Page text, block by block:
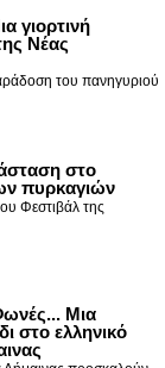
γιορτινή
Νέας
του πανηγυριού
στο
πυρκαγιών
Φεστιβάλ της
Μια
στο ελληνικό